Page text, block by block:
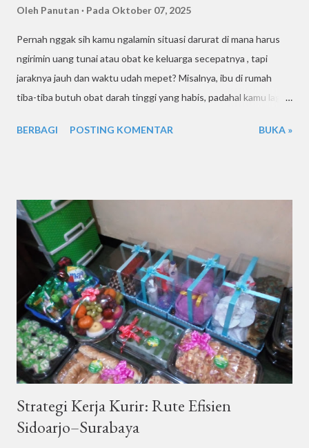
Oleh Panutan Pada Oktober 07, 2025
Pernah nggak sih kamu ngalamin situasi darurat di mana harus
ngirimin uang tunai atau obat ke keluarga secepatnya , tapi
jaraknya jauh dan waktu udah mepet? Misalnya, ibu di rumah
tiba-tiba butuh obat darah tinggi yang habis, padahal kamu lagi
kos, tapi rekeningnya lagi bermasalah. Situasi-situasi seperti ini
yang ada di wilayah Sidoarjo, Surabaya, Gresik, dan sekitarnya ,
ada satu solusi lokal yang bisa diandalkan banget: KURIR Suwur
🚀 Yup, kurir lokal yang satu ini udah terbukti aman, cepat, dan
profesional buat urusan pengiriman barang non-umum seperti
uang tunai, obat, dokumen penting, hingga barang pribadi . Tapi
sebelum asal serahin ke kurir, kamu perlu tahu dulu strategi dan
...
BERBAGI POSTING KOMENTAR BUKA »
Strategi Kerja Kurir: Rute Efisien
Sidoarjo–Surabaya